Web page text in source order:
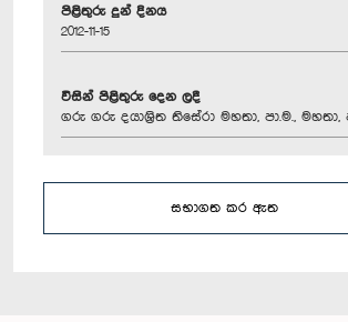
පිළිතුරු දුන් දිනය
2012-11-15
විසින් පිළිතුරු දෙන ලදී
ගරු ගරු දයාශ්‍රිත තිසේරා මහතා, පා.ම., මහතා,
සභාගත කර ඇත